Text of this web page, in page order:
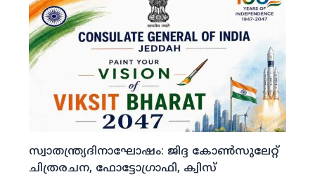
സ്വാതന്ത്ര്യദിനാഘോഷം: ജിദ്ദ കോണ്‍സുലേറ്റ്
ചിത്രരചന, ഫോട്ടോഗ്രാഫി, ക്വിസ്